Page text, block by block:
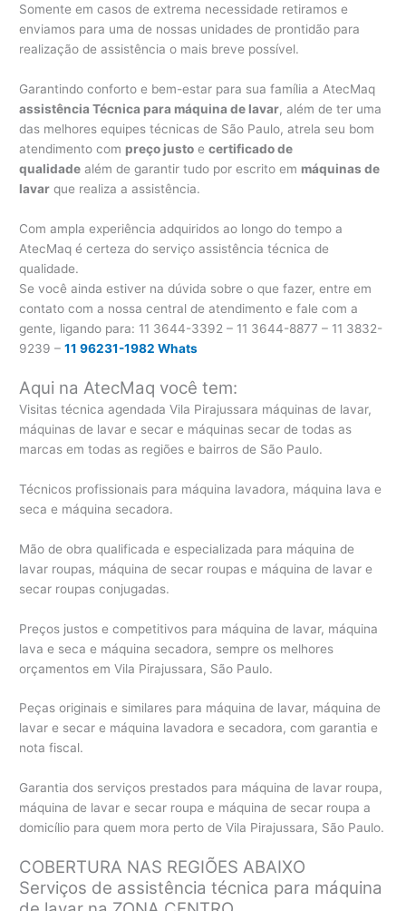
Somente em casos de extrema necessidade retiramos e
enviamos para uma de nossas unidades de prontidão para
realização de assistência o mais breve possível.
Garantindo conforto e bem-estar para sua família a AtecMaq
assistência Técnica para máquina de lavar, além de ter uma
das melhores equipes técnicas de São Paulo, atrela seu bom
atendimento com preço justo ecertificado de
qualidade além de garantir tudo por escrito em máquinas de
lavar que realiza a assistência.
Com ampla experiência adquiridos ao longo do tempo a
AtecMaq é certeza do serviço assistência técnica de
qualidade.
Se você ainda estiver na dúvida sobre o que fazer, entre em
contato com a nossa central de atendimento e fale com a
gente, ligando para: 11 3644-3392 – 11 3644-8877 – 11 3832-
9239 –11 96231-1982 Whats
Aqui na AtecMaq você tem:
Visitas técnica agendada Vila Pirajussara máquinas de lavar,
máquinas de lavar e secar e máquinas secar de todas as
marcas em todas as regiões e bairros de São Paulo.
Técnicos profissionais para máquina lavadora, máquina lava e
seca e máquina secadora.
Mão de obra qualificada e especializada para máquina de
lavar roupas, máquina de secar roupas e máquina de lavar e
secar roupas conjugadas.
Preços justos e competitivos para máquina de lavar, máquina
lava e seca e máquina secadora, sempre os melhores
orçamentos em Vila Pirajussara, São Paulo.
Peças originais e similares para máquina de lavar, máquina de
lavar e secar e máquina lavadora e secadora, com garantia e
nota fiscal.
Garantia dos serviços prestados para máquina de lavar roupa,
máquina de lavar e secar roupa e máquina de secar roupa a
domicílio para quem mora perto de Vila Pirajussara, São Paulo.
COBERTURA NAS REGIÕES ABAIXO
Serviços de assistência técnica para máquina